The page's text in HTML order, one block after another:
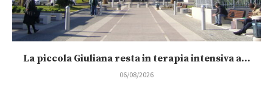
La piccola Giuliana resta in terapia intensiva a...
06/08/2026